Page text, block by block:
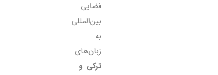
فضایی
بین‌المللی
به
زبان‌های
ترکی و